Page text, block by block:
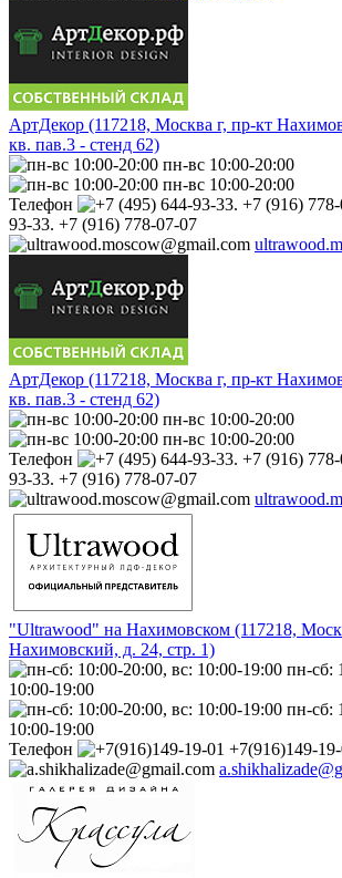
АртДекор (117218, Москва г, пр-кт
кв. пав.3 - стенд 62)
пн-вс 10:00-20:00
пн-вс 10:00-20:00
Телефон
93-33. +7 (916) 778-07-07
АртДекор (117218, Москва г, пр-кт
кв. пав.3 - стенд 62)
пн-вс 10:00-20:00
пн-вс 10:00-20:00
Телефон
93-33. +7 (916) 778-07-07
"Ultrawood" на Нахимовском (117218,
Нахимовский, д. 24, стр. 1)
пн-сб:
10:00-19:00
пн-сб:
10:00-19:00
Телефон
+7(916)149-19-